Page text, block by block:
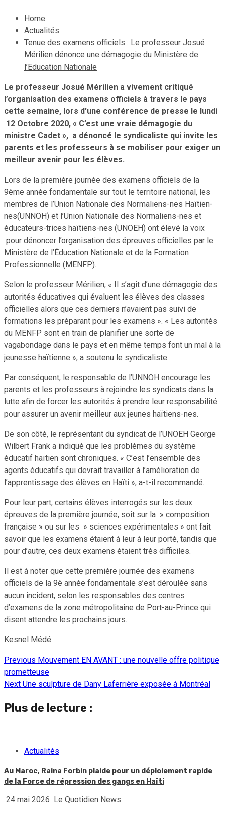
Home
Actualités
Tenue des examens officiels : Le professeur Josué
Mérilien dénonce une démagogie du Ministère de
l’Education Nationale
Le professeur Josué Mérilien a vivement critiqué
l’organisation des examens officiels à travers le pays
cette semaine, lors d’une conférence de presse le lundi
12 Octobre 2020, « C’est une vraie démagogie du
ministre Cadet », a dénoncé le syndicaliste qui invite les
parents et les professeurs à se mobiliser pour exiger un
meilleur avenir pour les élèves.
Lors de la première journée des examens officiels de la
9ème année fondamentale sur tout le territoire national, les
membres de l’Union Nationale des Normaliens-nes Haïtien-
nes(UNNOH) et l’Union Nationale des Normaliens-nes et
éducateurs-trices haïtiens-nes (UNOEH) ont élevé la voix
pour dénoncer l’organisation des épreuves officielles par le
Ministère de l’Éducation Nationale et de la Formation
Professionnelle (MENFP).
Selon le professeur Mérilien, « Il s’agit d’une démagogie des
autorités éducatives qui évaluent les élèves des classes
officielles alors que ces derniers n’avaient pas suivi de
formations les préparant pour les examens ». « Les autorités
du MENFP sont en train de planifier une sorte de
vagabondage dans le pays et en même temps font un mal à la
jeunesse haïtienne », a soutenu le syndicaliste.
Par conséquent, le responsable de l’UNNOH encourage les
parents et les professeurs à rejoindre les syndicats dans la
lutte afin de forcer les autorités à prendre leur responsabilité
pour assurer un avenir meilleur aux jeunes haïtiens-nes.
De son côté, le représentant du syndicat de l’UNOEH George
Wilbert Frank a indiqué que les problèmes du système
éducatif haïtien sont chroniques. « C’est l’ensemble des
agents éducatifs qui devrait travailler à l’amélioration de
l’apprentissage des élèves en Haïti », a-t-il recommandé.
Pour leur part, certains élèves interrogés sur les deux
épreuves de la première journée, soit sur la » composition
française » ou sur les » sciences expérimentales » ont fait
savoir que les examens étaient à leur à leur porté, tandis que
pour d’autre, ces deux examens étaient très difficiles.
Il est à noter que cette première journée des examens
officiels de la 9è année fondamentale s’est déroulée sans
aucun incident, selon les responsables des centres
d’examens de la zone métropolitaine de Port-au-Prince qui
disent attendre les prochains jours.
Kesnel Médé
Continue
Reading
Previous Mouvement EN AVANT : une nouvelle offre politique
prometteuse
Next Une sculpture de Dany Laferrière exposée à Montréal
Plus de lecture :
Actualités
Au Maroc, Raina Forbin plaide pour un déploiement rapide
de la Force de répression des gangs en Haïti
24 mai 2026 Le Quotidien News